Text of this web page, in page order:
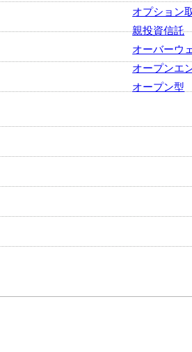
オプション
親投資信託
オーバーウ
オープンエ
オープン型